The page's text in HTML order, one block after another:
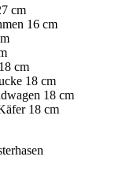
cm
16 cm
cm
18 cm
18 cm
18 cm